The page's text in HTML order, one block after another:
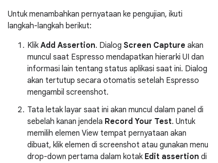
Untuk menambahkan pernyataan ke pengujian, ikuti
langkah-langkah berikut:
Klik Add Assertion. Dialog Screen Capture akan
muncul saat Espresso mendapatkan hierarki UI dan
informasi lain tentang status aplikasi saat ini. Dialog
akan tertutup secara otomatis setelah Espresso
mengambil screenshot.
Tata letak layar saat ini akan muncul dalam panel di
sebelah kanan jendela Record Your Test. Untuk
memilih elemen View tempat pernyataan akan
dibuat, klik elemen di screenshot atau gunakan menu
drop-down pertama dalam kotak Edit assertion di